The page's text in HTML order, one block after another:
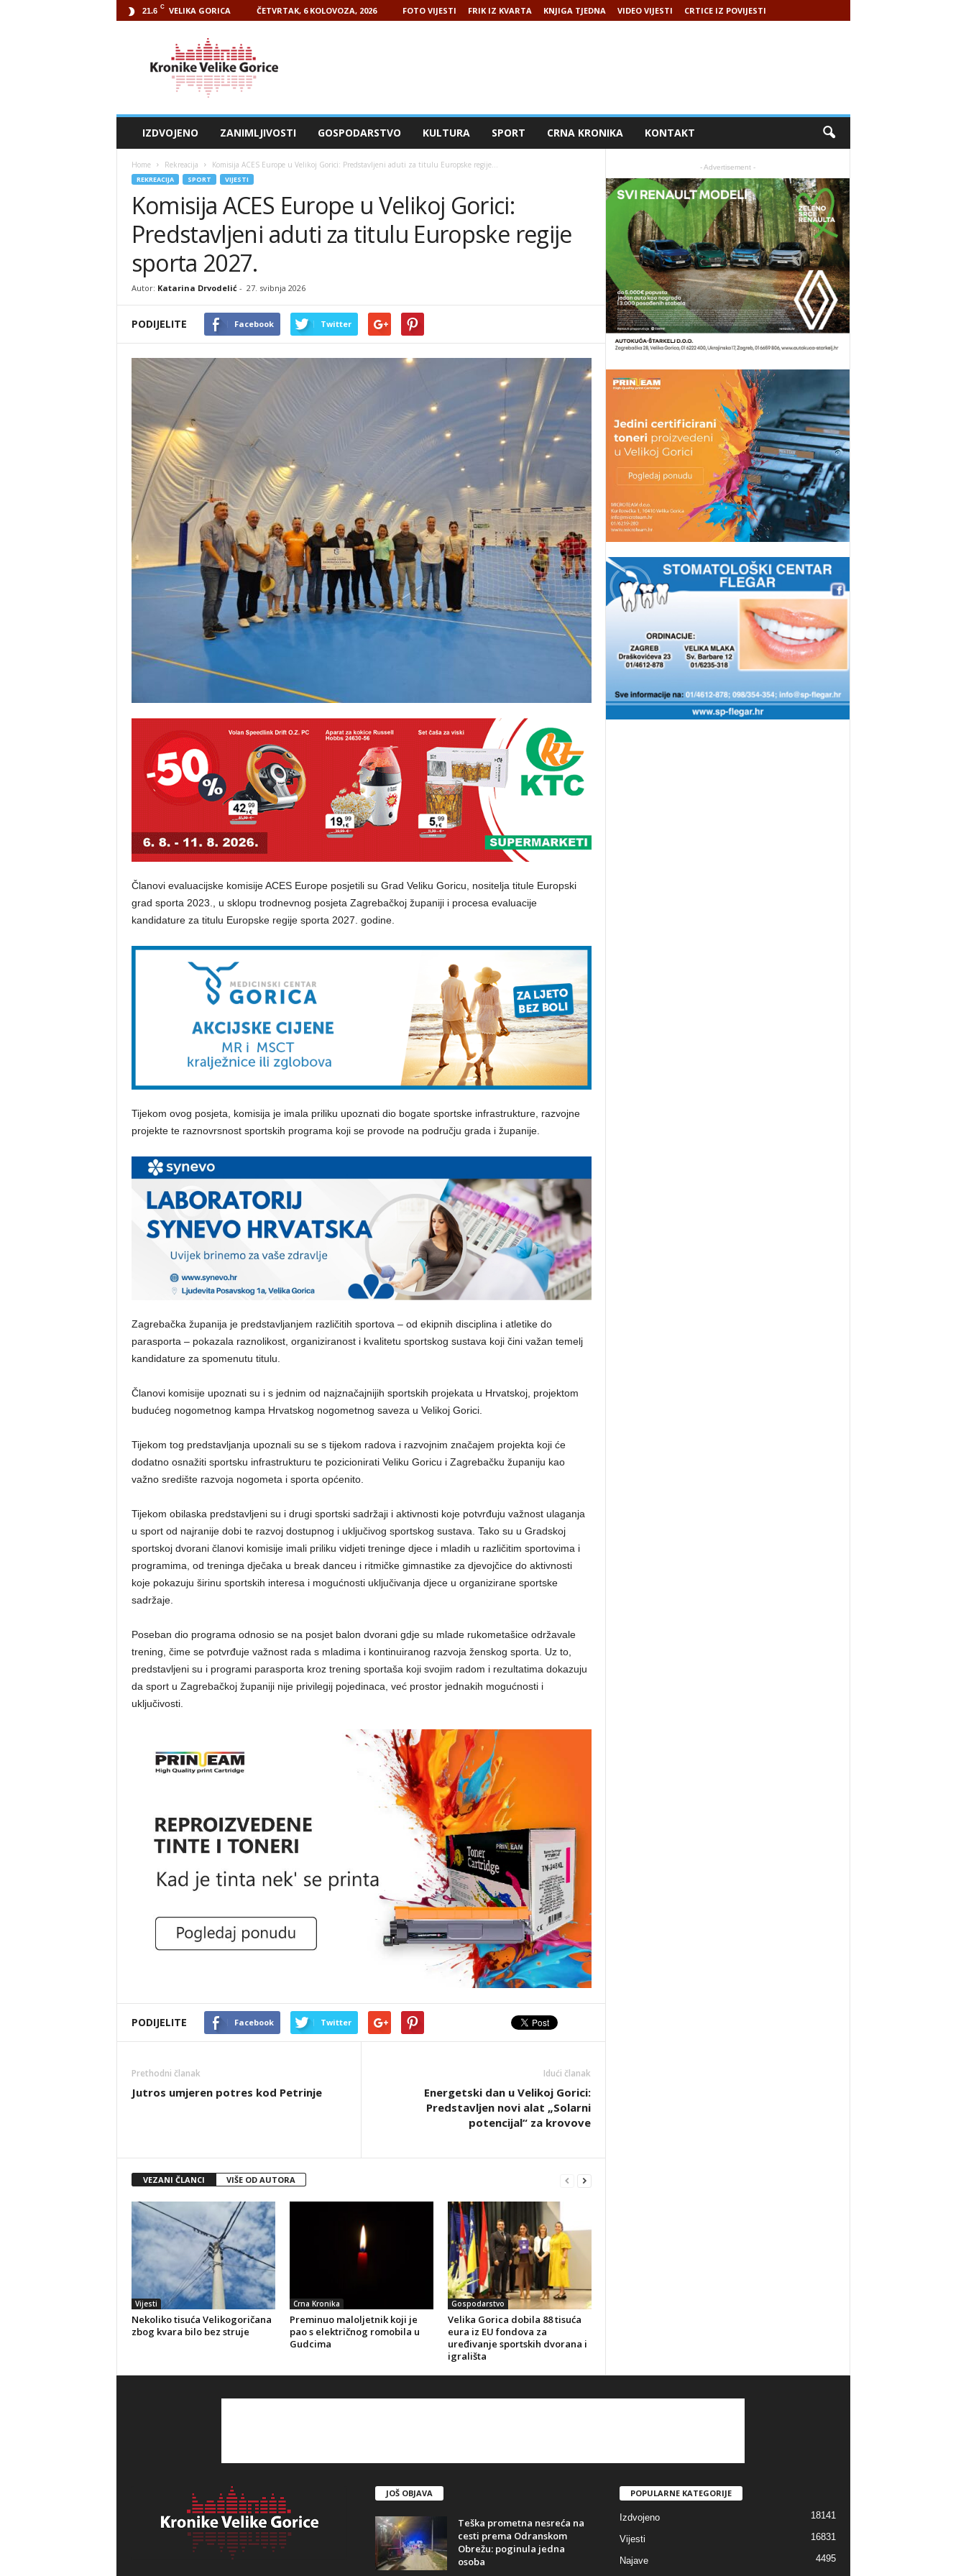
21.6 C VELIKA GORICA ČETVRTAK, 6 KOLOVOZA, 2026 FOTO VIJESTI FRIK IZ KVARTA KNJIGA TJEDNA VIDEO VIJESTI CRTICE IZ POVIJESTI
IZDVOJENO ZANIMLJIVOSTI GOSPODARSTVO KULTURA SPORT CRNA KRONIKA KONTAKT
Home Rekreacija Komisija ACES Europe u Velikoj Gorici: Predstavljeni aduti za titulu Europske regije...
REKREACIJA SPORT VIJESTI
Komisija ACES Europe u Velikoj Gorici:
Predstavljeni aduti za titulu Europske regije
sporta 2027.
Autor: Katarina Drvodelić- 27. svibnja 2026
PODIJELITE Facebook Twitter
Članovi evaluacijske komisije ACES Europe posjetili su Grad Veliku Goricu, nositelja titule Europski
grad sporta 2023., u sklopu trodnevnog posjeta Zagrebačkoj županiji i procesa evaluacije
kandidature za titulu Europske regije sporta 2027. godine.
Tijekom ovog posjeta, komisija je imala priliku upoznati dio bogate sportske infrastrukture, razvojne
projekte te raznovrsnost sportskih programa koji se provode na području grada i županije.
​Zagrebačka županija je predstavljanjem različitih sportova – od ekipnih disciplina i atletike do
parasporta – pokazala raznolikost, organiziranost i kvalitetu sportskog sustava koji čini važan temelj
kandidature za spomenutu titulu.
Članovi komisije upoznati su i s jednim od najznačajnijih sportskih projekata u Hrvatskoj, projektom
budućeg nogometnog kampa Hrvatskog nogometnog saveza u Velikoj Gorici.
Tijekom tog predstavljanja upoznali su se s tijekom radova i razvojnim značajem projekta koji će
dodatno osnažiti sportsku infrastrukturu te pozicionirati Veliku Goricu i Zagrebačku županiju kao
važno središte razvoja nogometa i sporta općenito.
​Tijekom obilaska predstavljeni su i drugi sportski sadržaji i aktivnosti koje potvrđuju važnost ulaganja
u sport od najranije dobi te razvoj dostupnog i uključivog sportskog sustava. Tako su u Gradskoj
sportskoj dvorani članovi komisije imali priliku vidjeti treninge djece i mladih u različitim sportovima i
programima, od treninga dječaka u break danceu i ritmičke gimnastike za djevojčice do aktivnosti
koje pokazuju širinu sportskih interesa i mogućnosti uključivanja djece u organizirane sportske
sadržaje.
​Poseban dio programa odnosio se na posjet balon dvorani gdje su mlade rukometašice održavale
trening, čime se potvrđuje važnost rada s mladima i kontinuiranog razvoja ženskog sporta. Uz to,
predstavljeni su i programi parasporta kroz trening sportaša koji svojim radom i rezultatima dokazuju
da sport u Zagrebačkoj županiji nije privilegij pojedinaca, već prostor jednakih mogućnosti i
uključivosti.
PODIJELITE Facebook Twitter
Prethodni članak
Jutros umjeren potres kod Petrinje
Idući članak
Energetski dan u Velikoj Gorici:
Predstavljen novi alat „Solarni
potencijal“ za krovove
VEZANI ČLANCI VIŠE OD AUTORA
Vijesti
Nekoliko tisuća Velikogoričana
zbog kvara bilo bez struje
Crna Kronika
Preminuo maloljetnik koji je
pao s električnog romobila u
Gudcima
Gospodarstvo
Velika Gorica dobila 88 tisuća
eura iz EU fondova za
uređivanje sportskih dvorana i
igrališta
- Advertisement -
JOŠ OBJAVA
Teška prometna nesreća na
cesti prema Odranskom
Obrežu: poginula jedna
osoba
POPULARNE KATEGORIJE
Izdvojeno 18141
Vijesti 16831
Najave
4495